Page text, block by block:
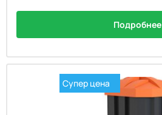
Подробнее
Супер цена